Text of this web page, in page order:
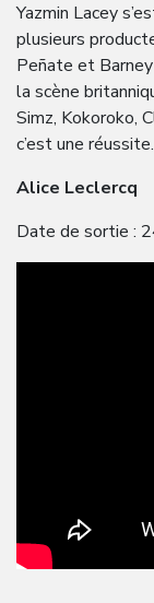
Yazmin Lacey
plusieurs
Peñate et
la scène
Simz, Kokoroko,
c’est une réussite.
Alice Leclercq
Date de sortie :